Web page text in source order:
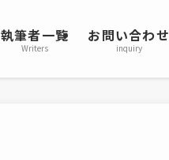
執筆者一覧
Writers
お問い合わせ
inquiry